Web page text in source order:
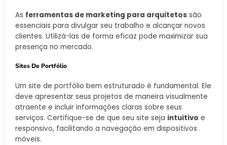
As ferramentas de marketing para arquitetos são
essenciais para divulgar seu trabalho e alcançar novos
clientes. Utilizá-las de forma eficaz pode maximizar sua
presença no mercado.
Sites De Portfólio
Um site de portfólio bem estruturado é fundamental. Ele
deve apresentar seus projetos de maneira visualmente
atraente e incluir informações claras sobre seus
serviços. Certifique-se de que seu site seja intuitivo e
responsivo, facilitando a navegação em dispositivos
móveis.